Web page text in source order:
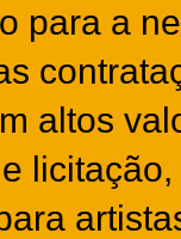
para a
altos